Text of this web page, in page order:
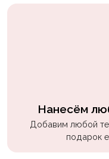
Нанесём
Добавим любой
подарок
Музыка